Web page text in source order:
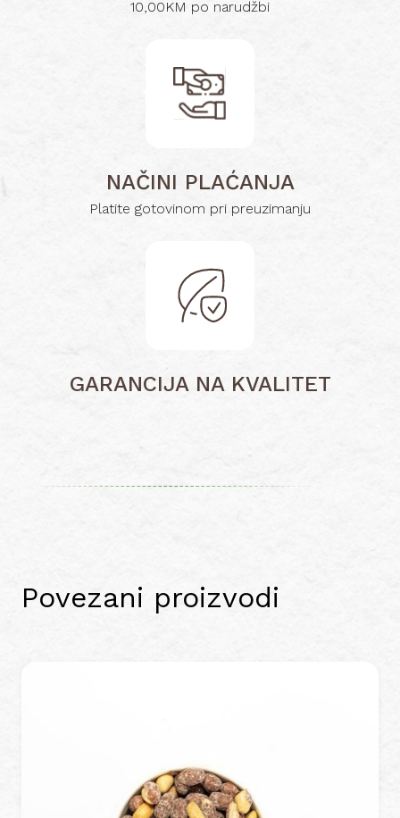
10,00KM po narudžbi
NAČINI PLAĆANJA
Platite gotovinom pri preuzimanju
GARANCIJA NA KVALITET
Povezani proizvodi